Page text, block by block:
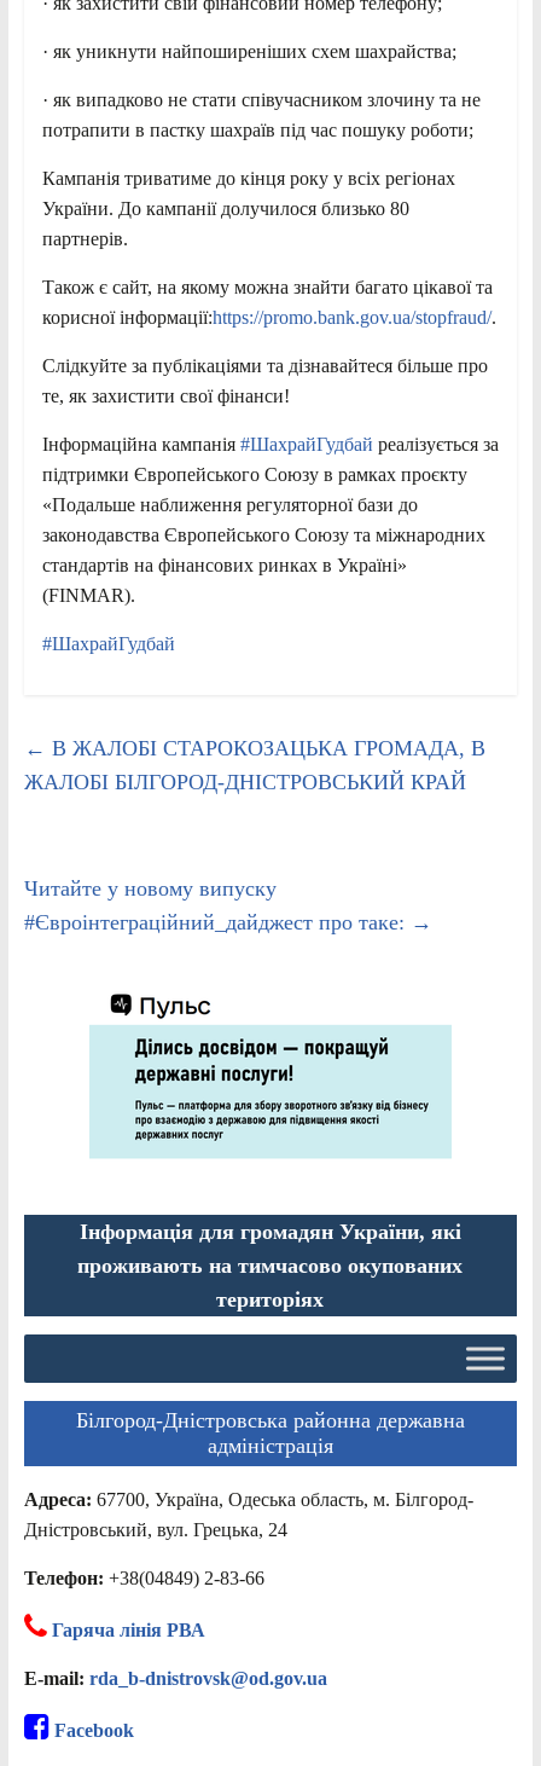
· як уникнути найпоширеніших схем шахрайства;
· як випадково не стати співучасником злочину та не
потрапити в пастку шахраїв під час пошуку роботи;
Кампанія триватиме до кінця року у всіх регіонах
України. До кампанії долучилося близько 80
партнерів.
Також є сайт, на якому можна знайти багато цікавої та
корисної інформації:https://promo.bank.gov.ua/stopfraud/.
Слідкуйте за публікаціями та дізнавайтеся більше про
те, як захистити свої фінанси!
Інформаційна кампанія #ШахрайГудбай реалізується за
підтримки Європейського Союзу в рамках проєкту
«Подальше наближення регуляторної бази до
законодавства Європейського Союзу та міжнародних
стандартів на фінансових ринках в Україні»
(FINMAR).
#ШахрайГудбай
← В ЖАЛОБІ СТАРОКОЗАЦЬКА ГРОМАДА, В
ЖАЛОБІ БІЛГОРОД-ДНІСТРОВСЬКИЙ КРАЙ
Читайте у новому випуску
#Євроінтеграційний_дайджест про таке: →
Інформація для громадян України, які
проживають на тимчасово окупованих
територіях
Білгород-Дністровська районна державна
адміністрація
Адреса: 67700, Україна, Одеська область, м. Білгород-
Дністровський, вул. Грецька, 24
Телефон: +38(04849) 2-83-66
Гаряча лінія РВА
E-mail: rda_b-dnistrovsk@od.gov.ua
Facebook